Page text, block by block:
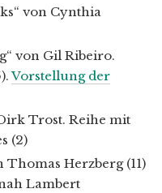
von Cynthia
von Gil Ribeiro.
Vorstellung der
Trost. Reihe mit
(2)
Thomas Herzberg (11)
Lambert